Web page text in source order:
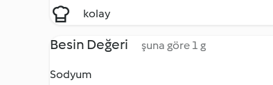
kolay
Besin Değeri şuna göre 1 g
Sodyum